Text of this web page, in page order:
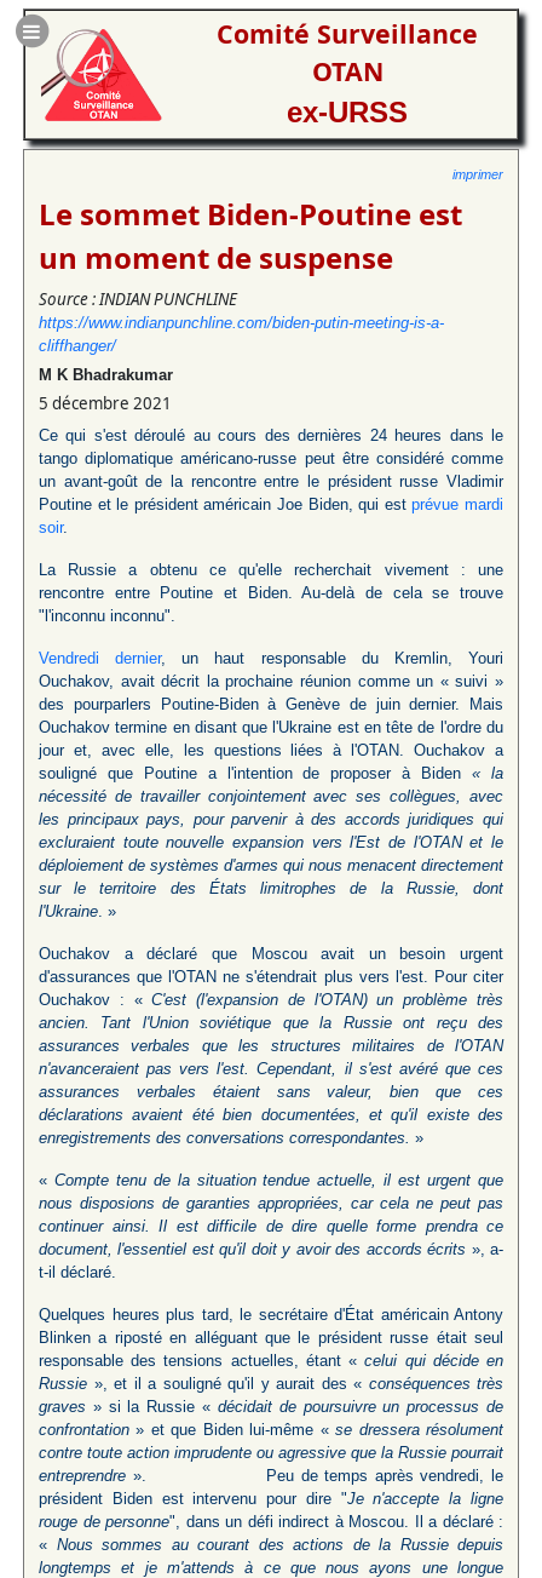
Comité Surveillance
OTAN
ex-URSS
imprimer
Le sommet Biden-Poutine est
un moment de suspense
Source : INDIAN PUNCHLINE
https://www.indianpunchline.com/biden-putin-meeting-is-a-
cliffhanger/
M K Bhadrakumar
5 décembre 2021
Ce qui s'est déroulé au cours des dernières 24 heures dans le
tango diplomatique américano-russe peut être considéré comme
un avant-goût de la rencontre entre le président russe Vladimir
Poutine et le président américain Joe Biden, qui estprévue mardi
soir.
La Russie a obtenu ce qu'elle recherchait vivement : une
rencontre entre Poutine et Biden. Au-delà de cela se trouve
"l'inconnu inconnu".
Vendredi dernier, un haut responsable du Kremlin, Youri
Ouchakov, avait décrit la prochaine réunion comme un « suivi »
des pourparlers Poutine-Biden à Genève de juin dernier. Mais
Ouchakov termine en disant que l'Ukraine est en tête de l'ordre du
jour et, avec elle, les questions liées à l'OTAN. Ouchakov a
souligné que Poutine a l'intention de proposer à Biden« la
nécessité de travailler conjointement avec ses collègues, avec
les principaux pays, pour parvenir à des accords juridiques qui
excluraient toute nouvelle expansion vers l'Est de l'OTAN et le
déploiement de systèmes d'armes qui nous menacent directement
sur le territoire des États limitrophes de la Russie, dont
l'Ukraine. »
Ouchakov a déclaré que Moscou avait un besoin urgent
d'assurances que l'OTAN ne s'étendrait plus vers l'est. Pour citer
Ouchakov : «C'est (l'expansion de l'OTAN) un problème très
ancien. Tant l'Union soviétique que la Russie ont reçu des
assurances verbales que les structures militaires de l'OTAN
n'avanceraient pas vers l'est. Cependant, il s'est avéré que ces
assurances verbales étaient sans valeur, bien que ces
déclarations avaient été bien documentées, et qu'il existe des
enregistrements des conversations correspondantes. »
« Compte tenu de la situation tendue actuelle, il est urgent que
nous disposions de garanties appropriées, car cela ne peut pas
continuer ainsi. Il est difficile de dire quelle forme prendra ce
document, l'essentiel est qu'il doit y avoir des accords écrits », a-
t-il déclaré.
Quelques heures plus tard, le secrétaire d'État américain Antony
Blinken a riposté en alléguant que le président russe était seul
responsable des tensions actuelles, étant «celui qui décide en
Russie », et il a souligné qu'il y aurait des « conséquences très
graves » si la Russie « décidait de poursuivre un processus de
confrontation » et que Biden lui-même «se dressera résolument
contre toute action imprudente ou agressive que la Russie pourrait
entreprendre ». Peu de temps après vendredi, le
président Biden est intervenu pour dire "Je n'accepte la ligne
rouge de personne", dans un défi indirect à Moscou. Il a déclaré :
« Nous sommes au courant des actions de la Russie depuis
longtemps et je m'attends à ce que nous ayons une longue